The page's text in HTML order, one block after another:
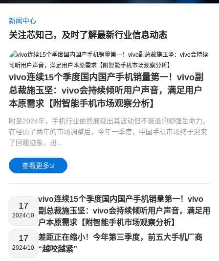
新闻中心
关注芯知己，及时了解最新行业信息动态
vivo连续15个季度国内国产手机销量第一！vivo副
总裁施玉坚：vivo会持续倾听用户声音，满足用户
本原需求【附智能手机市场观察分析】
时至2024年，手机行业依然展现出其波动但不衰退的顽强生命力。
在经历了两年的市场调整后，今年一季度，中国手机市场终于迎来
了回暖迹象，出...
查看更多
17
2024/10
vivo连续15个季度国内国产手机销量第一！vivo
副总裁施玉坚：vivo会持续倾听用户声音，满足用
户本原需求【附智能手机市场观察分析】
17
2024/10
差距正在缩小！今年第三季度，前五大手机厂商
“越咬越紧”